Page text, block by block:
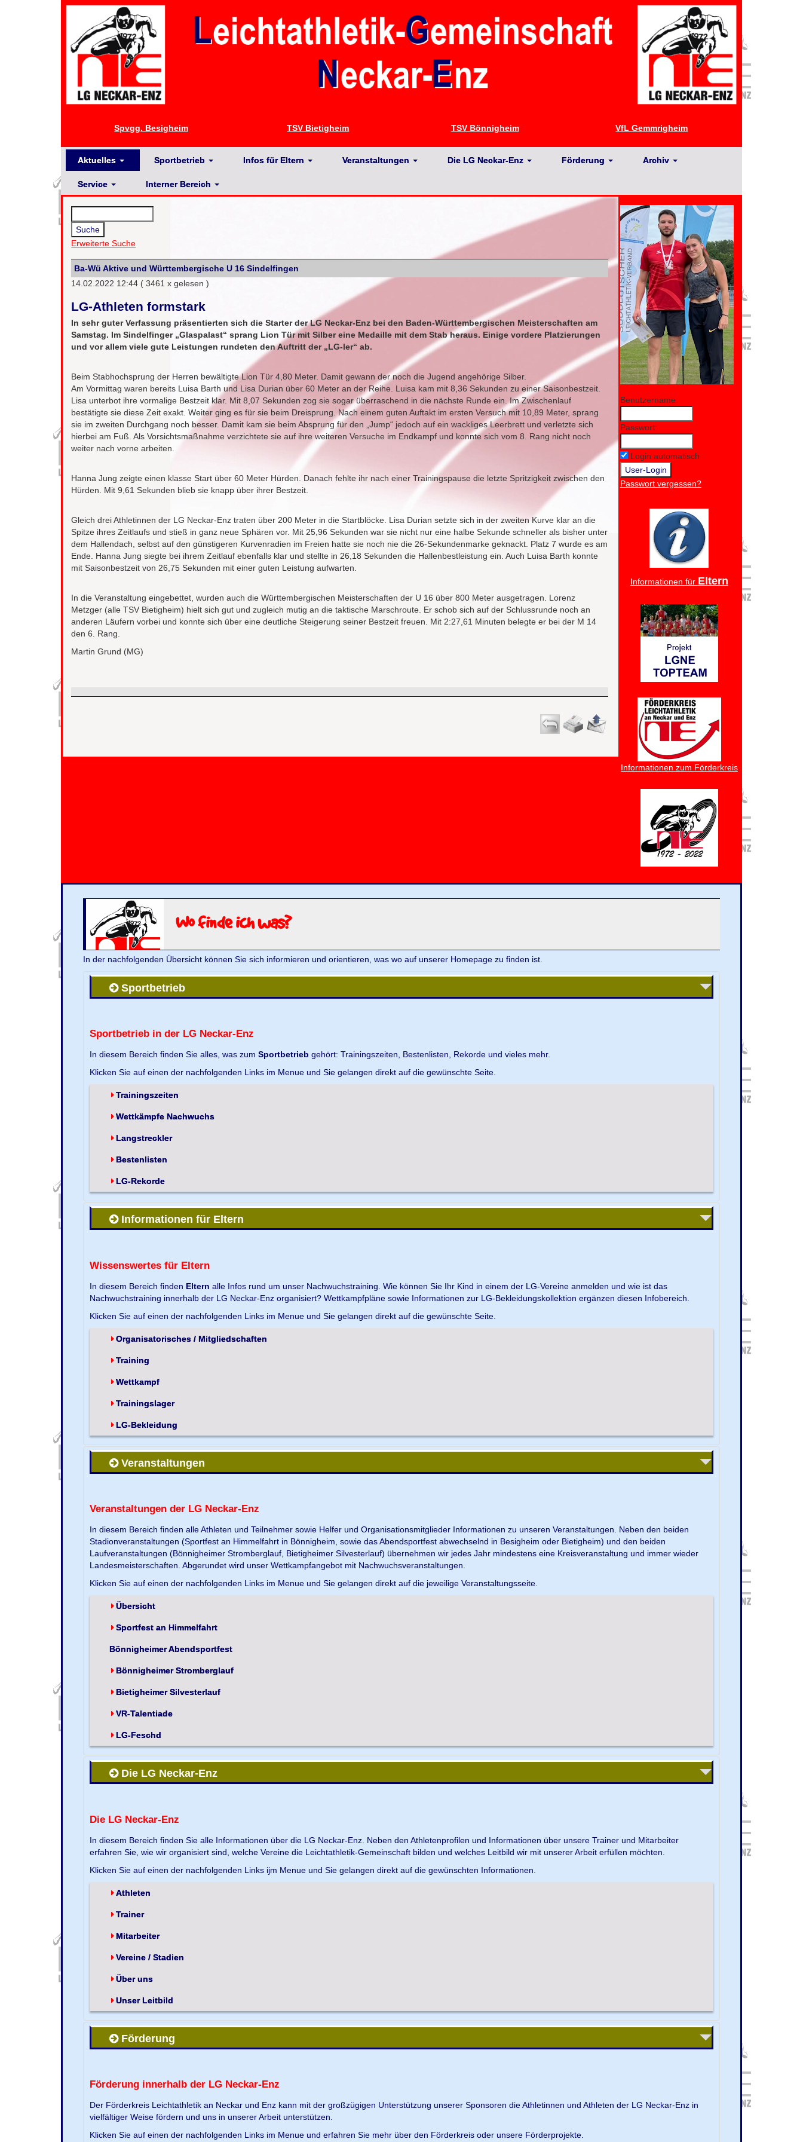
Spvgg. Besigheim TSV Bietigheim TSV Bönnigheim VfL Gemmrigheim
Aktuelles Sportbetrieb Infos für Eltern Veranstaltungen Die LG Neckar-Enz Förderung Archiv
Service Interner Bereich
Erweiterte Suche
Ba-Wü Aktive und Württembergische U 16 Sindelfingen
14.02.2022 12:44 ( 3461 x gelesen )
LG-Athleten formstark
In sehr guter Verfassung präsentierten sich die Starter der LG Neckar-Enz bei den Baden-Württembergischen Meisterschaften am
Samstag. Im Sindelfinger „Glaspalast“ sprang Lion Tür mit Silber eine Medaille mit dem Stab heraus. Einige vordere Platzierungen
und vor allem viele gute Leistungen rundeten den Auftritt der „LG-ler“ ab.
Beim Stabhochsprung der Herren bewältigte Lion Tür 4,80 Meter. Damit gewann der noch die Jugend angehörige Silber.
Am Vormittag waren bereits Luisa Barth und Lisa Durian über 60 Meter an der Reihe. Luisa kam mit 8,36 Sekunden zu einer Saisonbestzeit.
Lisa unterbot ihre vormalige Bestzeit klar. Mit 8,07 Sekunden zog sie sogar überraschend in die nächste Runde ein. Im Zwischenlauf
bestätigte sie diese Zeit exakt. Weiter ging es für sie beim Dreisprung. Nach einem guten Auftakt im ersten Versuch mit 10,89 Meter, sprang
sie im zweiten Durchgang noch besser. Damit kam sie beim Absprung für den „Jump“ jedoch auf ein wackliges Leerbrett und verletzte sich
hierbei am Fuß. Als Vorsichtsmaßnahme verzichtete sie auf ihre weiteren Versuche im Endkampf und konnte sich vom 8. Rang nicht noch
weiter nach vorne arbeiten.
Hanna Jung zeigte einen klasse Start über 60 Meter Hürden. Danach fehlte ihr nach einer Trainingspause die letzte Spritzigkeit zwischen den
Hürden. Mit 9,61 Sekunden blieb sie knapp über ihrer Bestzeit.
Gleich drei Athletinnen der LG Neckar-Enz traten über 200 Meter in die Startblöcke. Lisa Durian setzte sich in der zweiten Kurve klar an die
Spitze ihres Zeitlaufs und stieß in ganz neue Sphären vor. Mit 25,96 Sekunden war sie nicht nur eine halbe Sekunde schneller als bisher unter
dem Hallendach, selbst auf den günstigeren Kurvenradien im Freien hatte sie noch nie die 26-Sekundenmarke geknackt. Platz 7 wurde es am
Ende. Hanna Jung siegte bei ihrem Zeitlauf ebenfalls klar und stellte in 26,18 Sekunden die Hallenbestleistung ein. Auch Luisa Barth konnte
mit Saisonbestzeit von 26,75 Sekunden mit einer guten Leistung aufwarten.
In die Veranstaltung eingebettet, wurden auch die Württembergischen Meisterschaften der U 16 über 800 Meter ausgetragen. Lorenz
Metzger (alle TSV Bietigheim) hielt sich gut und zugleich mutig an die taktische Marschroute. Er schob sich auf der Schlussrunde noch an
anderen Läufern vorbei und konnte sich über eine deutliche Steigerung seiner Bestzeit freuen. Mit 2:27,61 Minuten belegte er bei der M 14
den 6. Rang.
Martin Grund (MG)
Benutzername:
Passwort:
Login automatisch
Passwort vergessen?
Informationen für Eltern
Informationen zum Förderkreis
Wo finde ich was?
In der nachfolgenden Übersicht können Sie sich informieren und orientieren, was wo auf unserer Homepage zu finden ist.
Sportbetrieb
Sportbetrieb in der LG Neckar-Enz
In diesem Bereich finden Sie alles, was zumSportbetrieb gehört: Trainingszeiten, Bestenlisten, Rekorde und vieles mehr.
Klicken Sie auf einen der nachfolgenden Links im Menue und Sie gelangen direkt auf die gewünschte Seite.
Trainingszeiten
Wettkämpfe Nachwuchs
Langstreckler
Bestenlisten
LG-Rekorde
Informationen für Eltern
Wissenswertes für Eltern
In diesem Bereich finden Eltern alle Infos rund um unser Nachwuchstraining. Wie können Sie Ihr Kind in einem der LG-Vereine anmelden und wie ist das
Nachwuchstraining innerhalb der LG Neckar-Enz organisiert? Wettkampfpläne sowie Informationen zur LG-Bekleidungskollektion ergänzen diesen Infobereich.
Klicken Sie auf einen der nachfolgenden Links im Menue und Sie gelangen direkt auf die gewünschte Seite.
Organisatorisches / Mitgliedschaften
Training
Wettkampf
Trainingslager
LG-Bekleidung
Veranstaltungen
Veranstaltungen der LG Neckar-Enz
In diesem Bereich finden alle Athleten und Teilnehmer sowie Helfer und Organisationsmitglieder Informationen zu unseren Veranstaltungen. Neben den beiden
Stadionveranstaltungen (Sportfest an Himmelfahrt in Bönnigheim, sowie das Abendsportfest abwechselnd in Besigheim oder Bietigheim) und den beiden
Laufveranstaltungen (Bönnigheimer Stromberglauf, Bietigheimer Silvesterlauf) übernehmen wir jedes Jahr mindestens eine Kreisveranstaltung und immer wieder
Landesmeisterschaften. Abgerundet wird unser Wettkampfangebot mit Nachwuchsveranstaltungen.
Klicken Sie auf einen der nachfolgenden Links im Menue und Sie gelangen direkt auf die jeweilige Veranstaltungsseite.
Übersicht
Sportfest an Himmelfahrt
Bönnigheimer Abendsportfest
Bönnigheimer Stromberglauf
Bietigheimer Silvesterlauf
VR-Talentiade
LG-Feschd
Die LG Neckar-Enz
Die LG Neckar-Enz
In diesem Bereich finden Sie alle Informationen über die LG Neckar-Enz. Neben den Athletenprofilen und Informationen über unsere Trainer und Mitarbeiter
erfahren Sie, wie wir organisiert sind, welche Vereine die Leichtathletik-Gemeinschaft bilden und welches Leitbild wir mit unserer Arbeit erfüllen möchten.
Klicken Sie auf einen der nachfolgenden Links ijm Menue und Sie gelangen direkt auf die gewünschten Informationen.
Athleten
Trainer
Mitarbeiter
Vereine / Stadien
Über uns
Unser Leitbild
Förderung
Förderung innerhalb der LG Neckar-Enz
Der Förderkreis Leichtathletik an Neckar und Enz kann mit der großzügigen Unterstützung unserer Sponsoren die Athletinnen und Athleten der LG Neckar-Enz in
vielfältiger Weise fördern und uns in unserer Arbeit unterstützen.
Klicken Sie auf einen der nachfolgenden Links im Menue und erfahren Sie mehr über den Förderkreis oder unsere Förderprojekte.